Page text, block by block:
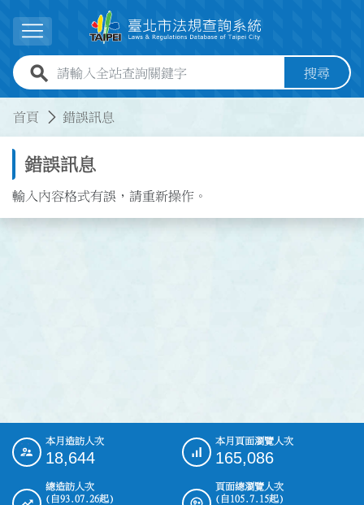
展開選單
全站查詢關鍵字欄位 搜尋
首頁 錯誤訊息
錯誤訊息
輸入內容格式有誤，請重新操作。
::: 本月造訪人次
18,644
本月頁面瀏覽人次
165,086
總造訪人次
(自93.07.26起)
頁面總瀏覽人次
(自105.7.15起)